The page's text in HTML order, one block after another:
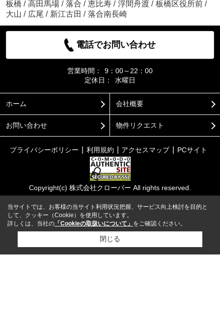
板橋 / 高田馬場 / 落合 / 恵比寿 / 浮間舟渡 / 板橋区役所前 /
大山 / 広尾 / 新江古田 / 落合南長崎
電話でお問い合わせ
営業時間：
9：00～22：00
定休日：
水曜日
ホーム 会社概要
お問い合わせ 物件リクエスト
プライバシーポリシー 利用規約 アクセスマップ PCサイト
Copyright(c) 株式会社クローバー All rights reserved.
当サイトでは、お客様の当サイト利用状況把握、サービス向上検討を目的と
して、クッキー（Cookie）を使用しています。
詳しくは、当社の 「Cookieの取扱いについて」 をご確認ください。
閉じる